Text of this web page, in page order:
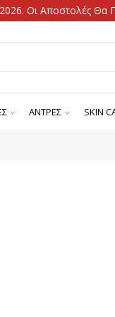
Οι Αποστολές Θα
ΑΝΤΡΕΣ SKIN